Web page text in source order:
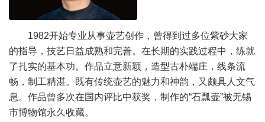
1982开始专业从事壶艺创作，曾得到过多位紫砂大家
的指导，技艺日益成熟和完善。在长期的实践过程中，练就
了扎实的基本功。作品立意新颖，造型古朴端庄，线条流
畅，制工精湛。既有传统壶艺的魅力和神韵，又颇具人文气
息。作品曾多次在国内评比中获奖，制作的“石瓢壶”被无锡
市博物馆永久收藏。